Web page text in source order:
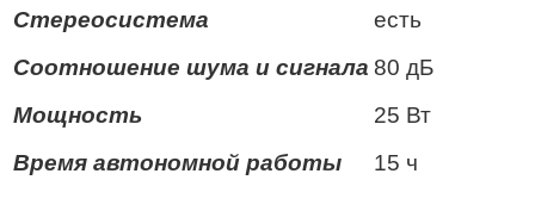
Стереосистема
есть
Соотношение шума и сигнала 80 дБ
Мощность
25 Вт
Время автономной работы
15 ч